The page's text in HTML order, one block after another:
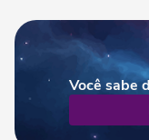
Você sabe